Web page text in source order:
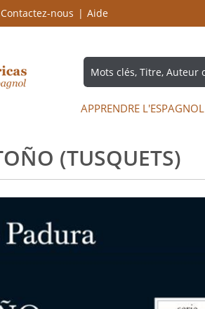
Contactez-nous Aide
APPRENDRE L'ESPAGNOL
(TUSQUETS)